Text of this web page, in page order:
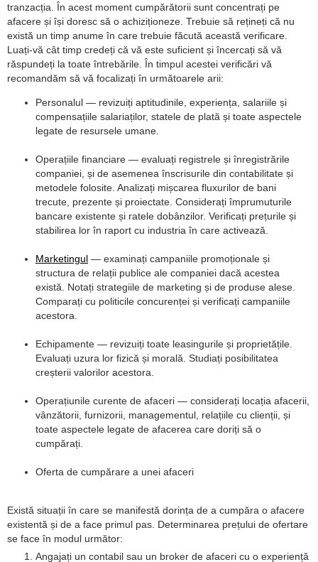
tranzacția. În acest moment cumpărătorii sunt concentrați pe
afacere și își doresc să o achiziționeze. Trebuie să rețineți că nu
există un timp anume în care trebuie făcută această verificare.
Luați-vă cât timp credeți că vă este suficient și încercați să vă
răspundeți la toate întrebările. În timpul acestei verificări vă
recomandăm să vă focalizați în următoarele arii:
Personalul — revizuiți aptitudinile, experiența, salariile și
compensațiile salariaților, statele de plată și toate aspectele
legate de resursele umane.
Operațiile financiare — evaluați registrele și înregistrările
companiei, și de asemenea înscrisurile din contabilitate și
metodele folosite. Analizați mișcarea fluxurilor de bani
trecute, prezente și proiectate. Considerați împrumuturile
bancare existente și ratele dobânzilor. Verificați prețurile și
stabilirea lor în raport cu industria în care activează.
Marketingul — examinați campaniile promoționale și
structura de relații publice ale companiei dacă acestea
există. Notați strategiile de marketing și de produse alese.
Comparați cu politicile concurenței și verificați campaniile
acestora.
Echipamente — revizuiți toate leasingurile și proprietățile.
Evaluați uzura lor fizică și morală. Studiați posibilitatea
creșterii valorilor acestora.
Operațiunile curente de afaceri — considerați locația afacerii,
vânzătorii, furnizorii, managementul, relațiile cu clienții, și
toate aspectele legate de afacerea care doriți să o
cumpărați.
Oferta de cumpărare a unei afaceri
Există situații în care se manifestă dorința de a cumpăra o afacere
existentă și de a face primul pas. Determinarea prețului de ofertare
se face în modul următor:
Angajați un contabil sau un broker de afaceri cu o experiență